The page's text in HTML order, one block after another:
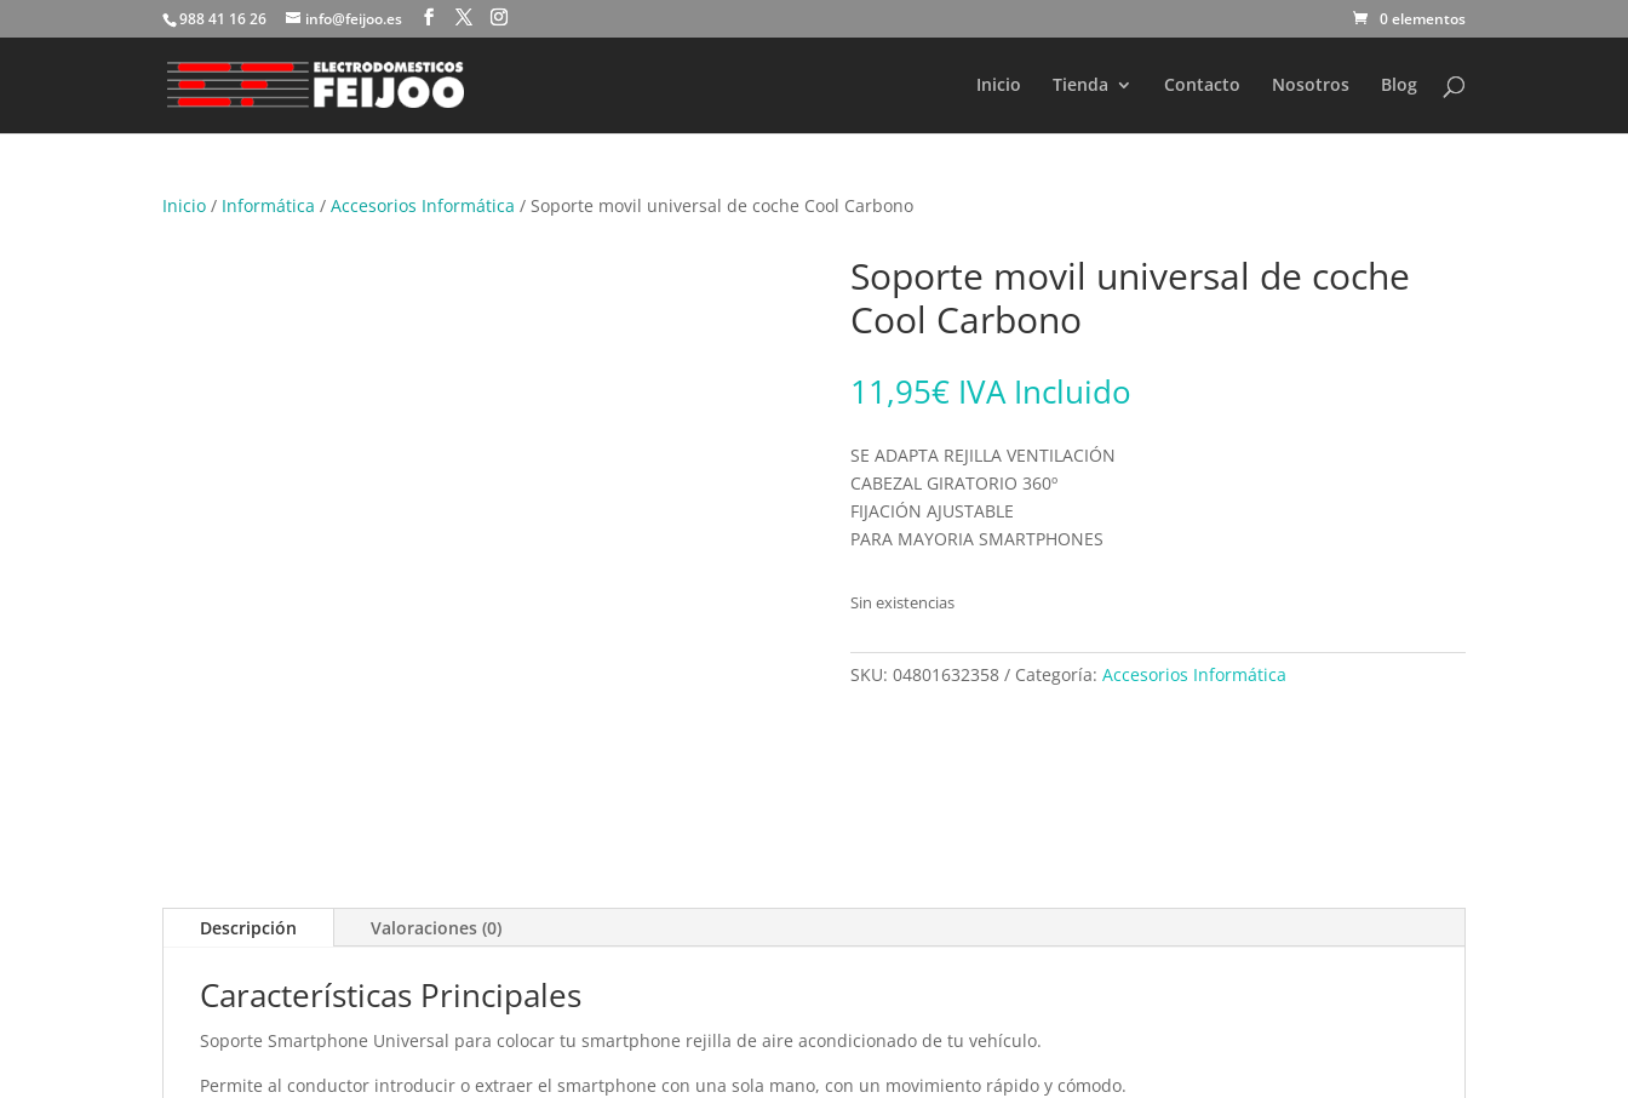
988 41 16 26 info@feijoo.es 0 elementos
Inicio Tienda Contacto Nosotros Blog
Búsqueda
productos
Inicio / Informática /Accesorios Informática / Soporte movil universal de coche Cool Carbono
Soporte movil universal de coche
Cool Carbono
11,95€ IVA Incluido
SE ADAPTA REJILLA VENTILACIÓN
CABEZAL GIRATORIO 360º
FIJACIÓN AJUSTABLE
PARA MAYORIA SMARTPHONES
Sin existencias
SKU: 04801632358 Categoría: Accesorios Informática
Descripción Valoraciones (0)
Características Principales
Soporte Smartphone Universal para colocar tu smartphone rejilla de aire acondicionado de tu vehículo.
Permite al conductor introducir o extraer el smartphone con una sola mano, con un movimiento rápido y cómodo.